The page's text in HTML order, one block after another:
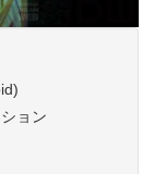
ョン